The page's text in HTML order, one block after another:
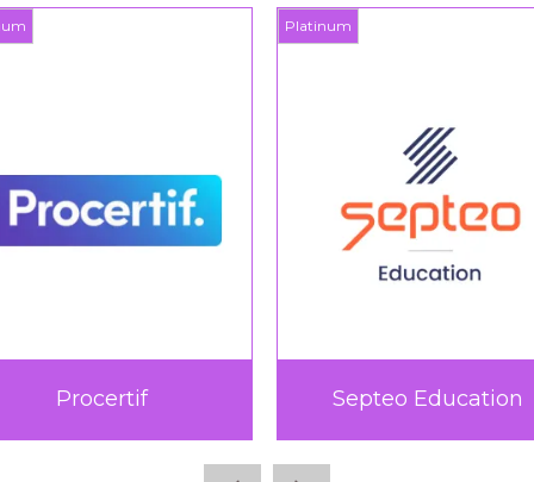
Teach Up
Platinum
TICTAC Learn